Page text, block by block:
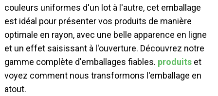
couleurs uniformes d'un lot à l'autre, cet emballage
est idéal pour présenter vos produits de manière
optimale en rayon, avec une belle apparence en ligne
et un effet saisissant à l'ouverture. Découvrez notre
gamme complète d'emballages fiables. produits et
voyez comment nous transformons l'emballage en
atout.